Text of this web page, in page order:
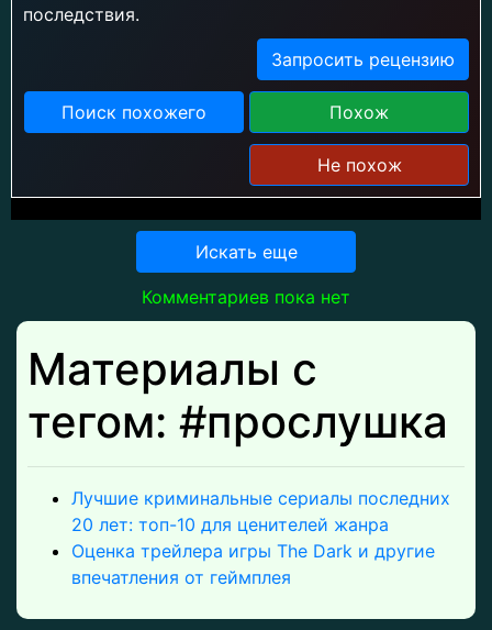
последствия.
Запросить рецензию
Поиск похожего Похож
Не похож
Искать еще
Комментариев пока нет
Материалы с
тегом: #прослушка
Лучшие криминальные сериалы последних
20 лет: топ-10 для ценителей жанра
Оценка трейлера игры The Dark и другие
впечатления от геймплея